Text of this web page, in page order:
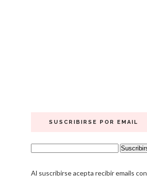
SUSCRIBIRSE POR EMAIL
Al suscribirse acepta recibir emails con